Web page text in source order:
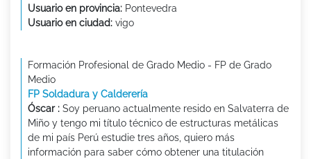
Usuario en provincia: Pontevedra
Usuario en ciudad: vigo
Formación Profesional de Grado Medio - FP de Grado
Medio
FP Soldadura y Calderería
Óscar : Soy peruano actualmente resido en Salvaterra de
Miño y tengo mi título técnico de estructuras metálicas
de mi país Perú estudie tres años, quiero más
información para saber cómo obtener una titulación